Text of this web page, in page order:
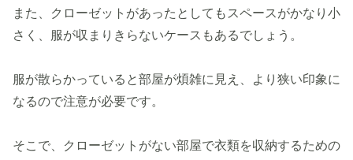
また、クローゼットがあったとしてもスペースがかなり小
さく、服が収まりきらないケースもあるでしょう。
服が散らかっていると部屋が煩雑に見え、より狭い印象に
なるので注意が必要です。
そこで、クローゼットがない部屋で衣類を収納するための